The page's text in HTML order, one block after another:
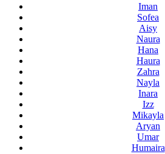
Iman
Sofea
Aisy
Naura
Hana
Haura
Zahra
Nayla
Inara
Izz
Mikayla
Aryan
Umar
Humaira